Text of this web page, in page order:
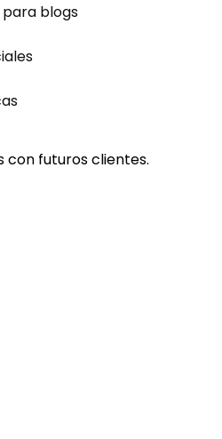
blogs
con futuros clientes.